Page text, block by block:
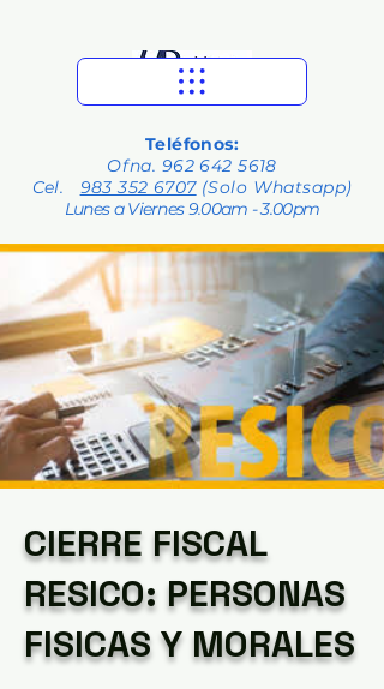
Teléfonos:
Ofna. 962 642 5618
Cel. 983 352 6707(Solo Whatsapp)
Lunes a Viernes 9.00am - 3.00pm
CIERRE FISCAL
RESICO: PERSONAS
FISICAS Y MORALES